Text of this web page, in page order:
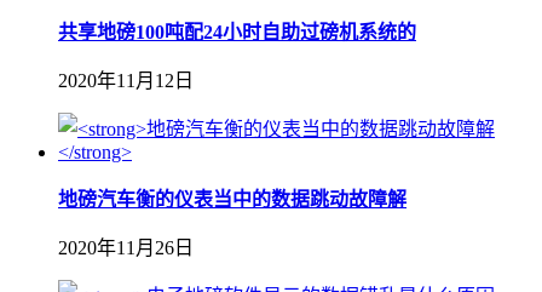
共享地磅100吨配24小时自助过磅机系统的
2020年11月12日
地磅汽车衡的仪表当中的数据跳动故障解
2020年11月26日